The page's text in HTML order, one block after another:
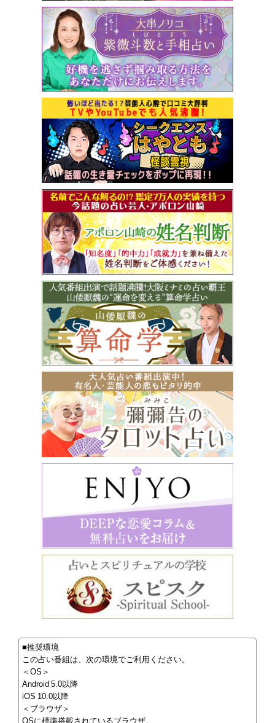
■推奨環境
この占い番組は、次の環境でご利用ください。
＜OS＞
Android 5.0以降
iOS 10.0以降
＜ブラウザ＞
OSに標準搭載されているブラウザ。